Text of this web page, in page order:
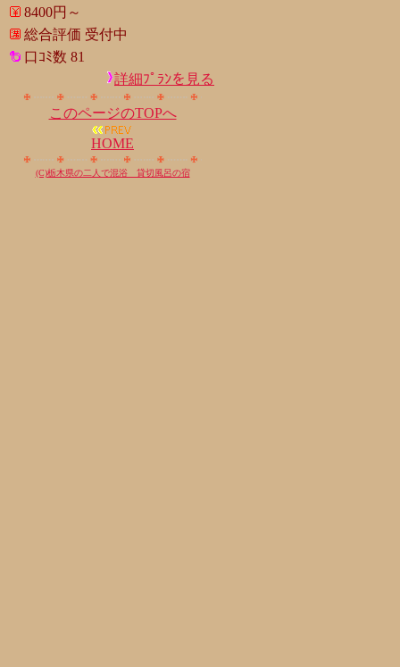
8400円～
総合評価 受付中
口ｺﾐ数 81
詳細ﾌﾟﾗﾝを見る
このページのTOPへ
HOME
(C)栃木県の二人で混浴 貸切風呂の宿